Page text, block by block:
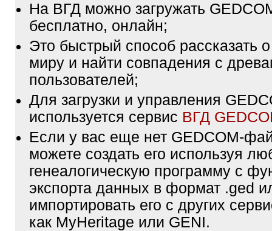
На ВГД можно загружать
бесплатно, онлайн;
Это быстрый способ рассказать
миру и найти совпадения с
пользователей;
Для загрузки и управления
используется сервис ВГД
Если у вас еще нет GEDCOM-
можете создать его используя
генеалогическую программу с
экспорта данных в формат .ged
импортировать его с других
как MyHeritage или GENI.